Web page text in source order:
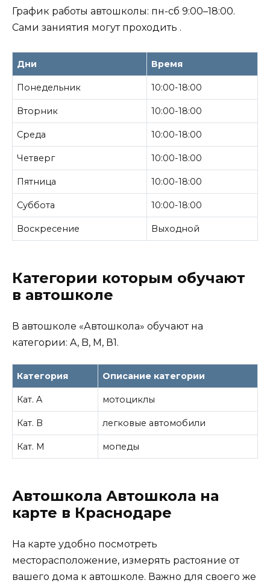
График работы автошколы: пн-сб 9:00–18:00.
Сами заниятия могут проходить .
Дни Время
Понедельник 10:00-18:00
Вторник 10:00-18:00
Среда 10:00-18:00
Четверг 10:00-18:00
Пятница 10:00-18:00
Суббота 10:00-18:00
Воскресение Выходной
Категории которым обучают
в автошколе
В автошколе «Автошкола» обучают на
категории: A, B, M, В1.
Категория Описание категории
Кат. A мотоциклы
Кат. B легковые автомобили
Кат. M мопеды
Автошкола Автошкола на
карте в Краснодаре
На карте удобно посмотреть
месторасположение, измерять растояние от
вашего дома к автошколе. Важно для своего же